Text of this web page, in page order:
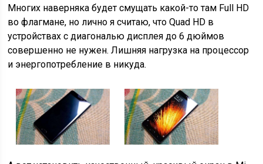
Многих наверняка будет смущать какой-то там Full HD
во флагмане, но лично я считаю, что Quad HD в
устройствах с диагональю дисплея до 6 дюймов
совершенно не нужен. Лишняя нагрузка на процессор
и энергопотребление в никуда.